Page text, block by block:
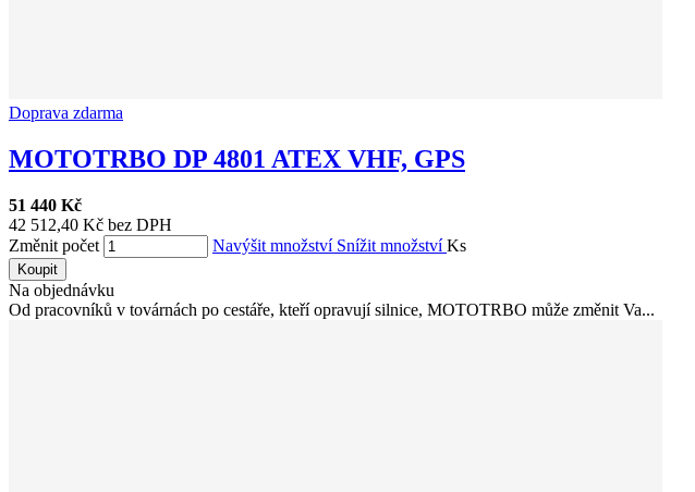
Doprava zdarma
MOTOTRBO DP 4801 ATEX VHF, GPS
51 440 Kč
42 512,40 Kč bez DPH
Změnit počet
Navýšit množství Snížit množstvíKs
Koupit
Na objednávku
Od pracovníků v továrnách po cestáře, kteří opravují silnice, MOTOTRBO může změnit Va...